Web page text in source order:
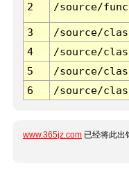
2 /source/
3 /source/
4
/source/
5
/source/
6
/source/
www.365jz.com 已经将此出